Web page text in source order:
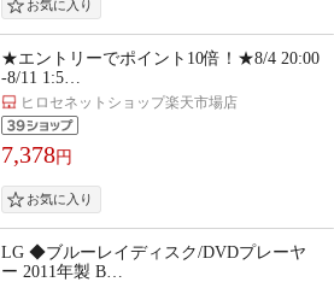
★エントリーでポイント10倍！★8/4 20:00
-8/11 1:5…
ヒロセネットショップ楽天市場店
7,378円
LG ◆ブルーレイディスク/DVDプレーヤ
ー 2011年製 B…